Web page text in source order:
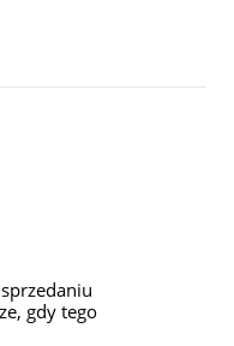
gdy tego